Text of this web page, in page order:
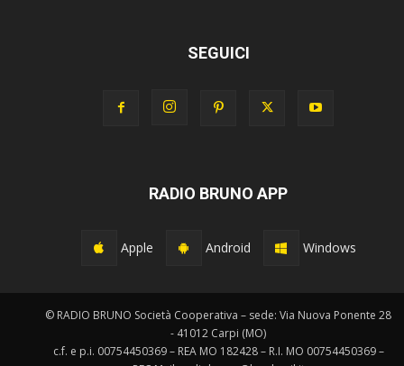
SEGUICI
RADIO BRUNO APP
Apple Android Windows
© RADIO BRUNO Società Cooperativa – sede: Via Nuova Ponente 28
- 41012 Carpi (MO)
c.f. e p.i. 00754450369 – REA MO 182428 – R.I. MO 00754450369 –